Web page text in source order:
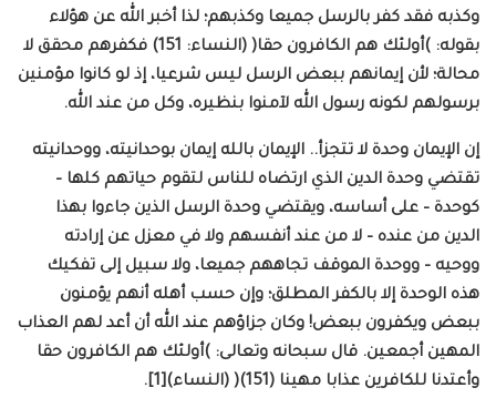
وكذبه فقد كفر بالرسل جميعا وكذبهم؛ لذا أخبر الله عن هؤلاء
بقوله: )أولئك هم الكافرون حقا( (النساء: 151) فكفرهم محقق لا
محالة؛ لأن إيمانهم ببعض الرسل ليس شرعيا، إذ لو كانوا مؤمنين
برسولهم لكونه رسول الله لآمنوا بنظيره، وكل من عند الله.
إن الإيمان وحدة لا تتجزأ.. الإيمان بالله إيمان بوحدانيته، ووحدانيته
تقتضي وحدة الدين الذي ارتضاه للناس لتقوم حياتهم كلها –
كوحدة – على أساسه، ويقتضي وحدة الرسل الذين جاءوا بهذا
الدين من عنده – لا من عند أنفسهم ولا في معزل عن إرادته
ووحيه – ووحدة الموقف تجاههم جميعا، ولا سبيل إلى تفكيك
هذه الوحدة إلا بالكفر المطلق؛ وإن حسب أهله أنهم يؤمنون
ببعض ويكفرون ببعض! وكان جزاؤهم عند الله أن أعد لهم العذاب
المهين أجمعين. قال سبحانه وتعالى: )أولئك هم الكافرون حقا
وأعتدنا للكافرين عذابا مهينا (151)( (النساء)[1].